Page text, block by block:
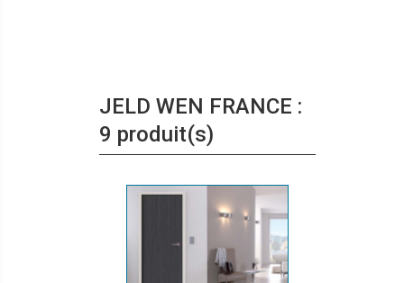
JELD WEN FRANCE :
9 produit(s)